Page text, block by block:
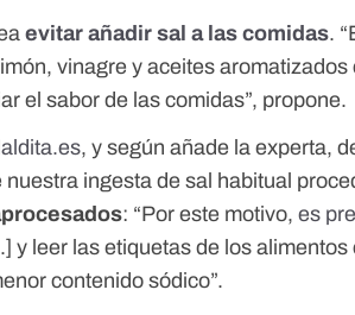
evitar añadir sal a las comidas.
vinagre y aceites aromatizados
el sabor de las comidas”, propone.
, y según añade la experta,
ingesta de sal habitual
: “Por este motivo,es
y leer las etiquetas de los
contenido sódico”.